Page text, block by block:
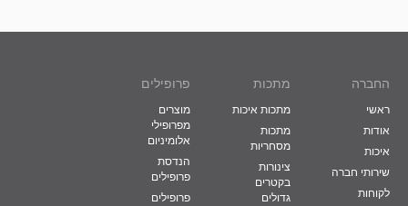
החברה
ראשי
אודות
איכות
שירותי חברה
לקוחות
מתכות
מתכות איכות
מתכות
מסחריות
צינורות
בקטרים
גדולים
פרופילים
מוצרים
מפרופילי
אלומיניום
הנדסת
פרופילים
פרופילים